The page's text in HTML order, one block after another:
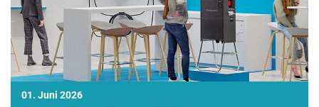
01. Juni 2026